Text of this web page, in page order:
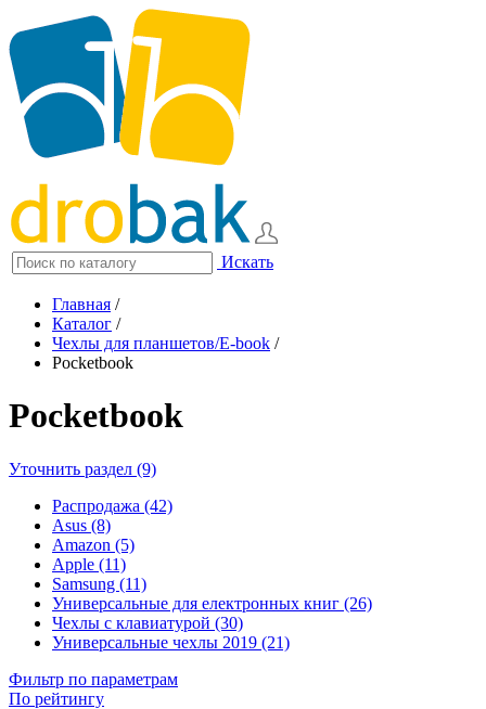
Искать
Главная /
Каталог /
Чехлы для планшетов/E-book /
Pocketbook
Pocketbook
Уточнить раздел (9)
Распродажа (42)
Asus (8)
Amazon (5)
Apple (11)
Samsung (11)
Универсальные для електронных книг (26)
Чехлы с клавиатурой (30)
Универсальные чехлы 2019 (21)
Фильтр по параметрам
По рейтингу